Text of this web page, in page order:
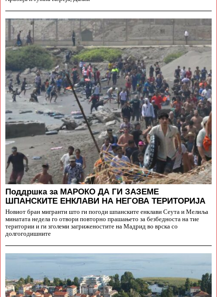
Поддршка за МАРОКО ДА ГИ ЗАЗЕМЕ
ШПАНСКИТЕ ЕНКЛАВИ НА НЕГОВА ТЕРИТОРИЈА
Новиот бран мигранти што ги погоди шпанските енклави Сеута и Мелиља
минатата недела го отвори повторно прашањето за безбедноста на тие
територии и ги зголеми загриженостите на Мадрид во врска со
долгогодишните